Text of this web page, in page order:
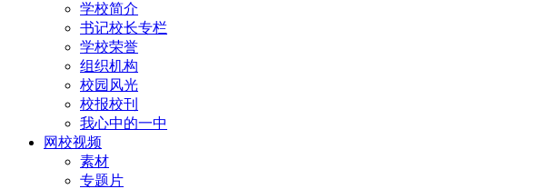
学校简介
书记校长专栏
学校荣誉
组织机构
校园风光
校报校刊
我心中的一中
网校视频
素材
专题片